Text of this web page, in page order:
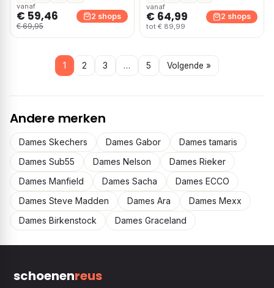
vanaf
€ 59,46
€ 69,95
2 shops
vanaf
€ 64,99
tot € 89,99
2 shops
1 2 3 … 5 Volgende »
Andere merken
Dames Skechers Dames Gabor
Dames tamaris
Dames Sub55
Dames Nelson
Dames Rieker
Dames Manfield
Dames Sacha
Dames ECCO
Dames Steve Madden
Dames Ara
Dames Mexx
Dames Birkenstock
Dames Graceland
schoenenreus